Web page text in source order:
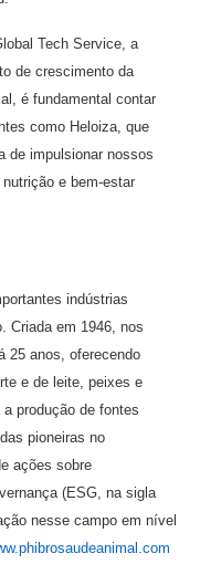
Tech Service, a
de crescimento da
é fundamental contar
como Heloiza, que
de impulsionar nossos
e bem-estar
indústrias
Criada em 1946, nos
25 anos, oferecendo
e de leite, peixes e
produção de fontes
pioneiras no
ações sobre
(ESG, na sigla
nesse campo em nível